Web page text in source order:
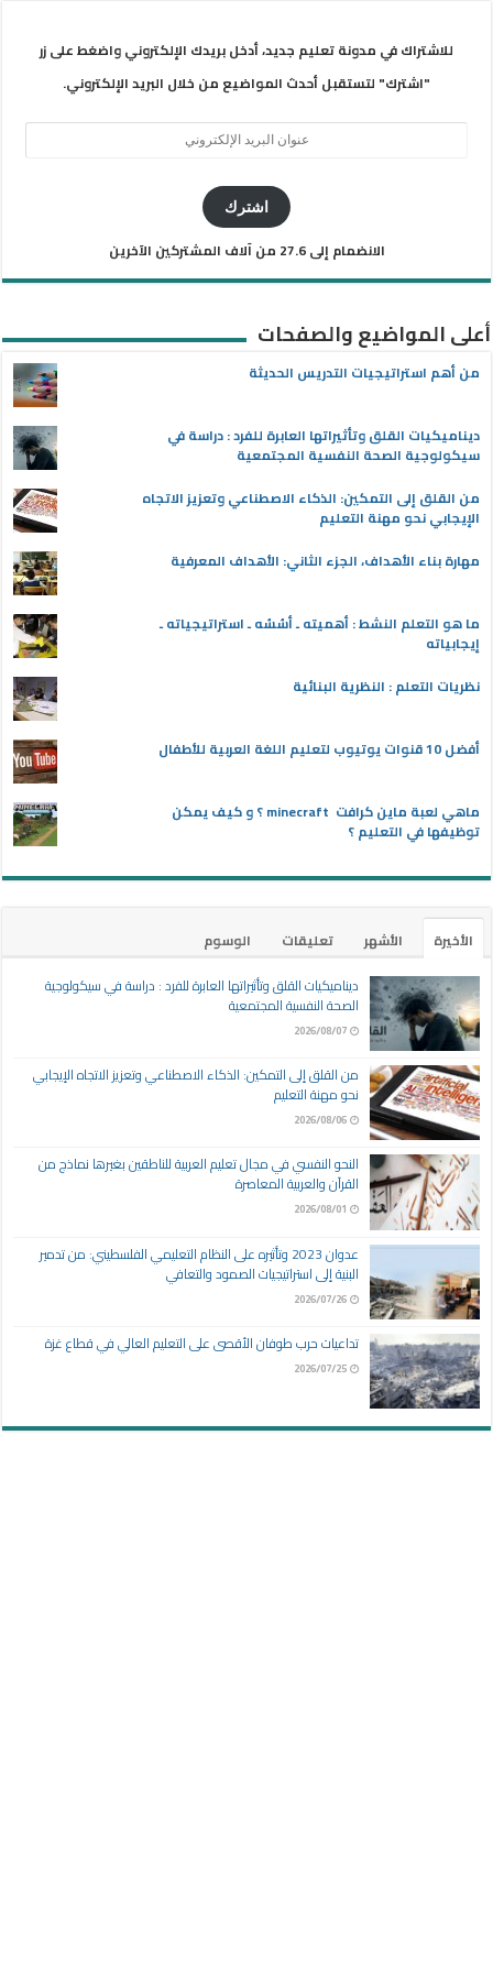
للاشتراك في مدونة تعليم جديد، أدخل بريدك الإلكتروني واضغط على زر
"اشترك" لتستقبل أحدث المواضيع من خلال البريد الإلكتروني.
اشترك
الانضمام إلى 27.6 من آلاف المشتركين الآخرين
أعلى المواضيع والصفحات
من أهم استراتيجيات التدريس الحديثة
ديناميكيات القلق وتأثيراتها العابرة للفرد : دراسة في
سيكولوجية الصحة النفسية المجتمعية
من القلق إلى التمكين: الذكاء الاصطناعي وتعزيز الاتجاه
الإيجابي نحو مهنة التعليم
مهارة بناء الأهداف، الجزء الثاني: الأهداف المعرفية
ما هو التعلم النشط : أهميته ـ أسُسُه ـ استراتيجياته ـ
إيجابياته
نظريات التعلم : النظرية البنائية
أفضل 10 قنوات يوتيوب لتعليم اللغة العربية للأطفال
ماهي لعبة ماين كرافت minecraft ؟ و كيف يمكن
توظيفها في التعليم ؟
الأخيرة الأشهر تعليقات
الوسوم
ديناميكيات القلق وتأثيراتها العابرة للفرد : دراسة في سيكولوجية
الصحة النفسية المجتمعية
2026/08/07
من القلق إلى التمكين: الذكاء الاصطناعي وتعزيز الاتجاه الإيجابي
نحو مهنة التعليم
2026/08/06
النحو النفسي في مجال تعليم العربية للناطقين بغيرها نماذج من
القرآن والعربية المعاصرة
2026/08/01
عدوان 2023 وتأثيره على النظام التعليمي الفلسطيني: من تدمير
البنية إلى استراتيجيات الصمود والتعافي
2026/07/26
تداعيات حرب طوفان الأقصى على التعليم العالي في قطاع غزة
2026/07/25